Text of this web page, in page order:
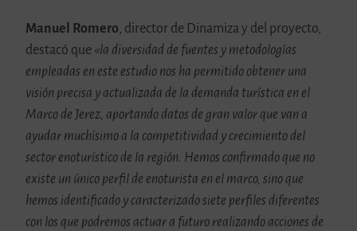
Manuel Romero, director de Dinamiza y del proyecto,
destacó que «la diversidad de fuentes y metodologías
empleadas en este estudio nos ha permitido obtener una
visión precisa y actualizada de la demanda turística en el
Marco de Jerez, aportando datos de gran valor que van a
ayudar muchísimo a la competitividad y crecimiento del
sector enoturístico de la región. Hemos confirmado que no
existe un único perfil de enoturista en el marco, sino que
hemos identificado y caracterizado siete perfiles diferentes
con los que podremos actuar a futuro realizando acciones de